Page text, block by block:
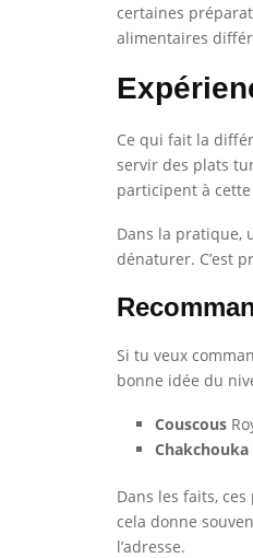
certaines
alimentaires
Ce qui fait la
servir des plats
participent à
Dans la pratique,
dénaturer. C’est
Si tu veux
bonne idée du
Couscous
Chakchouka
Dans les faits,
cela donne
l’adresse.